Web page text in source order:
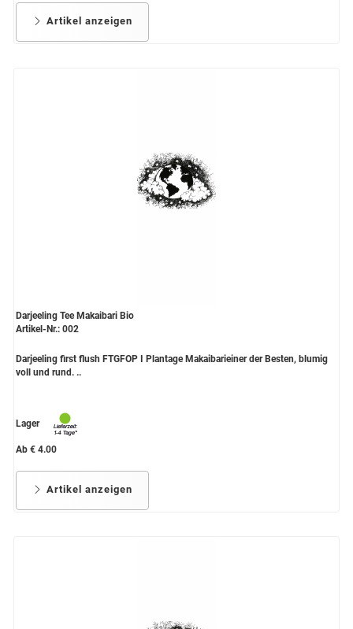
Artikel anzeigen
Darjeeling Tee Makaibari Bio
Artikel-Nr.: 002
Darjeeling first flush FTGFOP I Plantage Makaibarieiner der Besten, blumig
voll und rund. ..
Lager
Ab € 4.00
Artikel anzeigen